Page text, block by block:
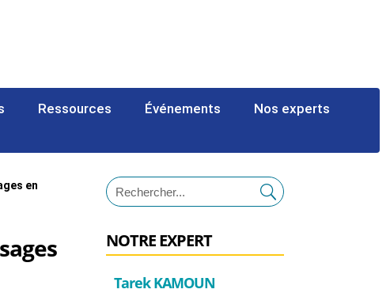
Ressources Événements
Nos experts
en
NOTRE EXPERT
Tarek KAMOUN